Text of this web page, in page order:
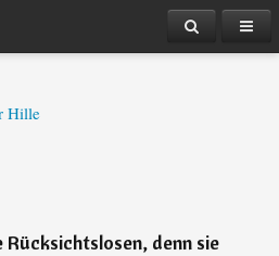
Hille
Rücksichtslosen, denn sie